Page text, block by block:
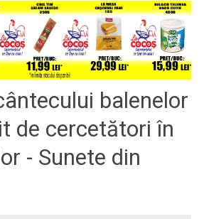
balenelor
de cercetători în
- Sunete din